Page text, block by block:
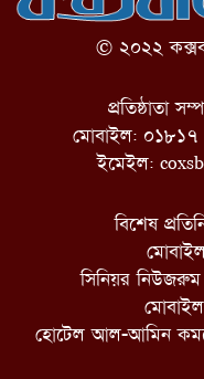
© ২০২২
প্রতিষ্ঠাতা
মোবাইল:
ইমেইল:
বিশেষ
সিনিয়র
হোটেল আল-আমিন